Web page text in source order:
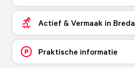
Actief & Vermaak in Breda
Praktische informatie